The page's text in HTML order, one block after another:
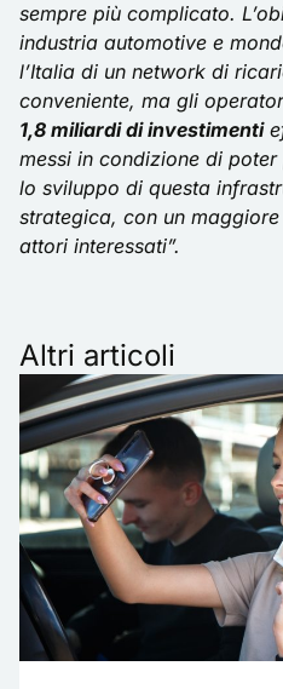
sempre più complicato.
industria automotive e
l’Italia di un network di
conveniente, ma gli
1,8 miliardi di investimenti
messi in condizione di
lo sviluppo di questa
strategica, con un
attori interessati”.
Altri articoli